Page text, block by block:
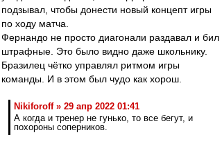
подзывал, чтобы донести новый концепт игры
по ходу матча.
Фернандо не просто диагонали раздавал и бил
штрафные. Это было видно даже школьнику.
Бразилец чётко управлял ритмом игры
команды. И в этом был чудо как хорош.
Nikiforoff » 29 апр 2022 01:41
А когда и тренер не гунько, то все бегут, и
похороны соперников.